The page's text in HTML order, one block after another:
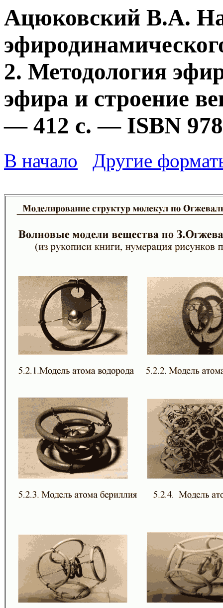
Ацюковский В.А.
2. Методология
эфира и строение
— 412 с. — ISBN
В начало Другие